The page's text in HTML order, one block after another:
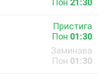
Пон 21:30
Пристига
Пон 01:30
Заминава
Пон 01:30